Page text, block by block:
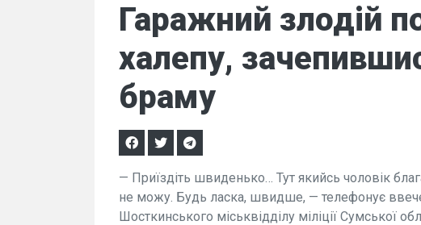
Гаражний злодій
халепу,
браму
— Приїздіть швиденько… Тут якийсь чоловік
не можу. Будь ласка, швидше, — телефонує
Шосткинського міськвідділу міліції Сумської